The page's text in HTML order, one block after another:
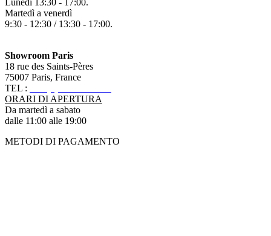
Martedì a venerdì
9:30 - 12:30 / 13:30 - 17:00.
Showroom Paris
18 rue des Saints-Pères
75007 Paris, France
TEL :
ORARI DI APERTURA
Da martedì a sabato
dalle 11:00 alle 19:00
METODI DI PAGAMENTO